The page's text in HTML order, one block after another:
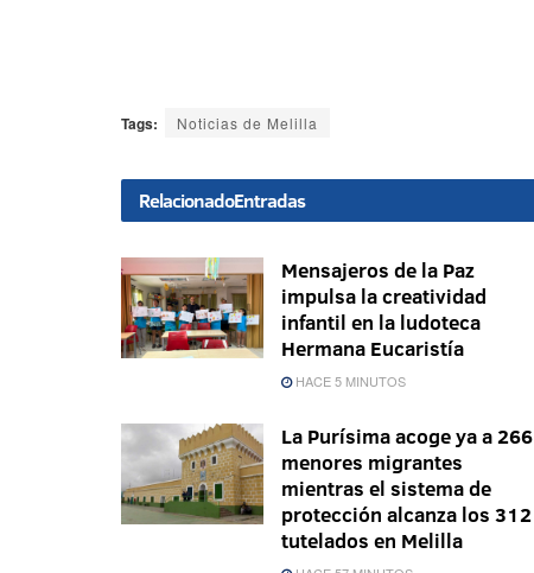
Tags: Noticias de Melilla
RelacionadoEntradas
Mensajeros de la Paz
impulsa la creatividad
infantil en la ludoteca
Hermana Eucaristía
HACE 5 MINUTOS
La Purísima acoge ya a 266
menores migrantes
mientras el sistema de
protección alcanza los 312
tutelados en Melilla